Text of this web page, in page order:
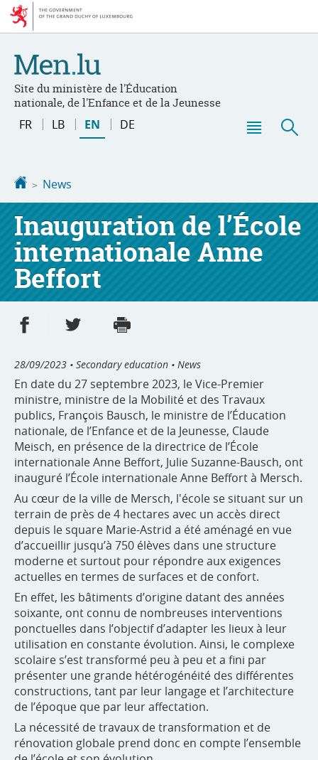
Go
Go
Site du ministère de l'Éducation
nationale, de l'Enfance et de la Jeunesse
Changer
FR LB EN DE
Homepage
News
Inauguration de l’École
internationale Anne
Beffort
Share on Facebook
Share on Twitter
28/09/2023 • Secondary education • News
En date du 27 septembre 2023, le Vice-Premier
ministre, ministre de la Mobilité et des Travaux
publics, François Bausch, le ministre de l’Éducation
nationale, de l’Enfance et de la Jeunesse, Claude
Meisch, en présence de la directrice de l’École
internationale Anne Beffort, Julie Suzanne-Bausch, ont
inauguré l’École internationale Anne Beffort à Mersch.
Au cœur de la ville de Mersch, l'école se situant sur un
terrain de près de 4 hectares avec un accès direct
depuis le square Marie-Astrid a été aménagé en vue
d’accueillir jusqu’à 750 élèves dans une structure
moderne et surtout pour répondre aux exigences
actuelles en termes de surfaces et de confort.
En effet, les bâtiments d’origine datant des années
soixante, ont connu de nombreuses interventions
ponctuelles dans l’objectif d’adapter les lieux à leur
utilisation en constante évolution. Ainsi, le complexe
scolaire s’est transformé peu à peu et a fini par
présenter une grande hétérogénéité des différentes
constructions, tant par leur langage et l’architecture
de l’époque que par leur affectation.
La nécessité de travaux de transformation et de
rénovation globale prend donc en compte l’ensemble